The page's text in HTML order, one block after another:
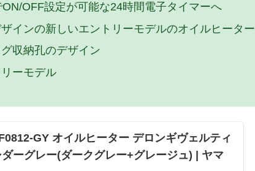
OFF設定が可能な24時間電子タイマーへ
インの新しいエントリーモデルのオイルヒーター
収納孔のデザイン
ーモデル
GY オイルヒーター デロンギヴェルティ
ーグレー(ダークグレー+グレージュ) | ヤマ